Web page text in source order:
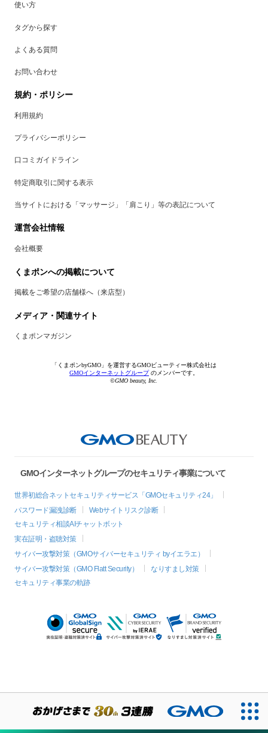
使い方
タグから探す
よくある質問
お問い合わせ
規約・ポリシー
利用規約
プライバシーポリシー
口コミガイドライン
特定商取引に関する表示
当サイトにおける「マッサージ」「肩こり」等の表記について
運営会社情報
会社概要
くまポンへの掲載について
掲載をご希望の店舗様へ（来店型）
メディア・関連サイト
くまポンマガジン
「くまポンbyGMO」を運営するGMOビューティー株式会社は
GMOインターネットグループのメンバーです。
©GMO beauty, Inc.
GMOインターネットグループのセキュリティ事業について
世界初総合ネットセキュリティサービス「GMOセキュリティ24」
パスワード漏洩診断
Webサイトリスク診断
セキュリティ相談AIチャットボット
実在証明・盗聴対策
サイバー攻撃対策（GMOサイバーセキュリティ byイエラエ）
サイバー攻撃対策（GMO Flatt Security）
なりすまし対策
セキュリティ事業の軌跡